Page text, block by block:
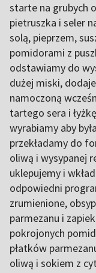
starte na grubych
pietruszka i seler
solą, pieprzem,
pomidorami z
odstawiamy do
dużej miski,
namoczoną
tartego sera i
wyrabiamy aby
przekładamy do
oliwą i wysypanej
uklepujemy i
odpowiedni
zrumienione,
parmezanu i
pokrojonych
płatków
oliwą i sokiem z